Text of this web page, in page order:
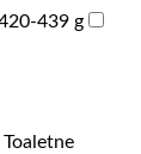
439 g
Toaletne